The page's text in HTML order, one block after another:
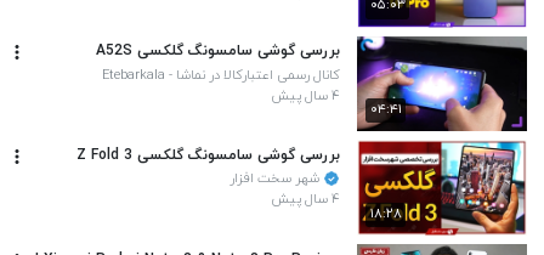
۰۵:۰۳
۰۴:۴۱
بررسی گوشی سامسونگ گلکسی A52S
کانال رسمی اعتبارکالا در نماشا - Etebarkala
۴ سال پیش
۱۸:۲۸
بررسی گوشی سامسونگ گلکسی Z Fold 3
شهر سخت افزار
۴ سال پیش